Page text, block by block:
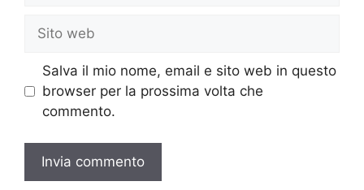
Sito
web
Salva il mio nome, email e sito web in questo
browser per la prossima volta che
commento.